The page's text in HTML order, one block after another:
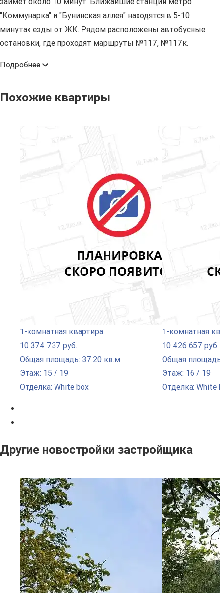
"Коммунарка" и "Бунинская аллея" находятся в 5-10
минутах езды от ЖК. Рядом расположены автобусные
остановки, где проходят маршруты №117, №117к.
Подробнее
Похожие квартиры
1-комнатная квартира
10 374 737 руб.
Общая площадь: 37.20 кв.м
Этаж: 15 / 19
Отделка: White box
1-комнатная
10 426 657 руб.
Общая
Этаж: 16 / 19
Отделка: White
Другие новостройки застройщика